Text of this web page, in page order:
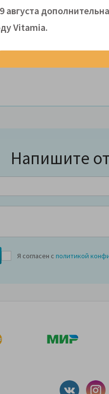
см.
Напишите
Я согласен с политикой
августа
Vitamiа.